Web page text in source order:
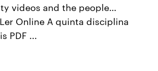
videos and the people…
Online A quinta disciplina
PDF ...